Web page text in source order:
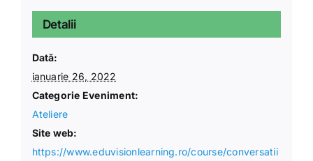
Detalii
Dată:
ianuarie 26, 2022
Categorie Eveniment:
Ateliere
Site web:
https://www.eduvisionlearning.ro/course/conversatii